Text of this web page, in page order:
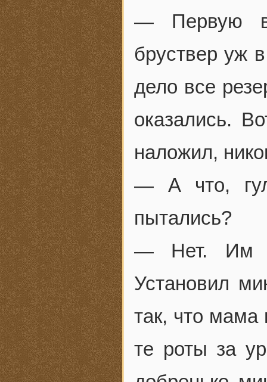
— Первую
бруствер уж
дело все
оказались.
наложил,
— А что,
пытались?
— Нет. Им
Установил
так, что
те роты за